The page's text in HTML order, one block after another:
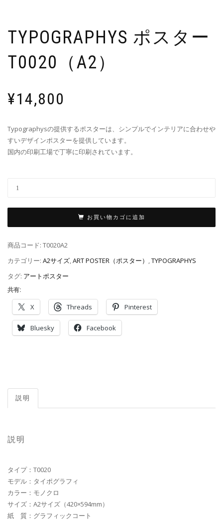
TYPOGRAPHYS ポスター
T0020（A2）
¥14,800
Typographysの提供するポスターは、シンプルでインテリアに合わせや
すいデザインポスターを提供しています。
国内の印刷工場で丁寧に印刷されています。
お買い物カゴに追加
商品コード: T0020A2
カテゴリー: A2サイズ,ART POSTER（ポスター） ,TYPOGRAPHYS
タグ: アートポスター
共有:
X Threads Pinterest
Bluesky Facebook
説明
説明
タイプ：T0020
モデル：タイポグラフィ
カラー：モノクロ
サイズ：A2サイズ（420×594mm）
紙 質：グラフィックコート